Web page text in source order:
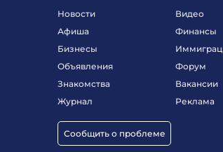
Новости
Афиша
Бизнесы
Объявления
Знакомства
Журнал
Сообщить о проблеме
Видео
Финансы
Форум
Вакансии
Реклама